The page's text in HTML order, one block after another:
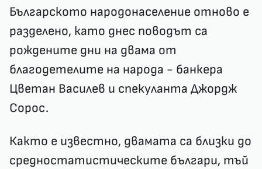
Българското народонаселение отново е
разделено, като днес поводът са
рождените дни на двама от
благодетелите на народа - банкера
Цветан Василев и спекуланта Джордж
Сорос.
Както е известно, двамата са близки до
средностатистическите българи, тъй